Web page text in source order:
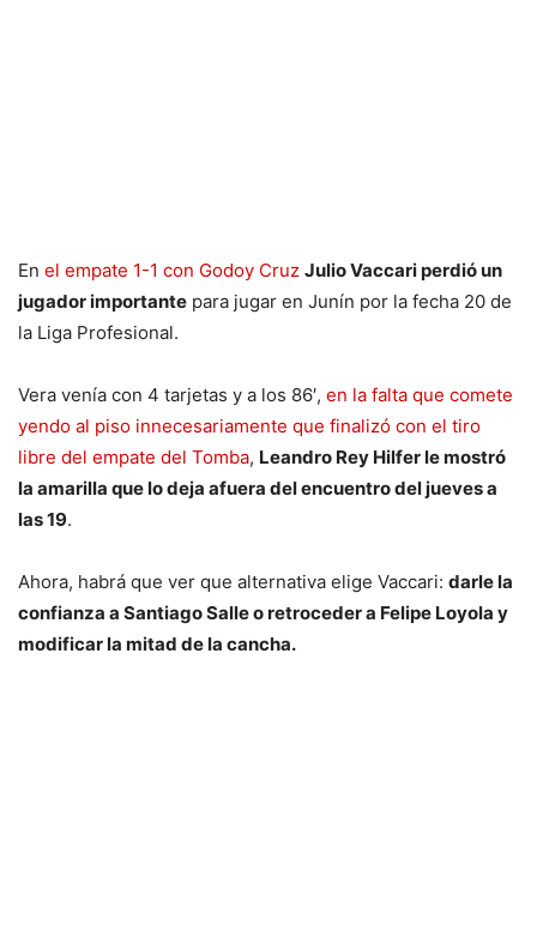
En el empate 1-1 con Godoy Cruz Julio Vaccari perdió un
jugador importante para jugar en Junín por la fecha 20 de
la Liga Profesional.
Vera venía con 4 tarjetas y a los 86′, en la falta que comete
yendo al piso innecesariamente que finalizó con el tiro
libre del empate del Tomba, Leandro Rey Hilfer le mostró
la amarilla que lo deja afuera del encuentro del jueves a
las 19.
Ahora, habrá que ver que alternativa elige Vaccari: darle la
confianza a Santiago Salle o retroceder a Felipe Loyola y
modificar la mitad de la cancha.